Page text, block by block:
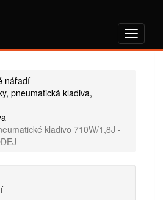
nářadí
pneumatická kladiva,
kladivo 710W/1,8J -